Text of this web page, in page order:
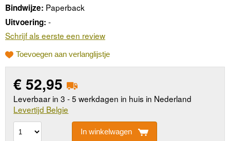
Bindwijze: Paperback
Uitvoering: -
Schrijf als eerste een review
Toevoegen aan verlanglijstje
€52,95
Leverbaar in 3 - 5 werkdagen in huis in Nederland
Levertijd Belgie
In winkelwagen